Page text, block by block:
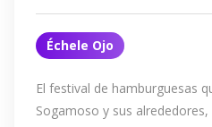
Échele Ojo
El festival de hamburguesas
Sogamoso y sus